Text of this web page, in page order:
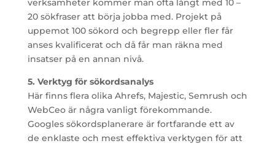
verksamheter kommer man ofta långt med 10 –
20 sökfraser att börja jobba med. Projekt på
uppemot 100 sökord och begrepp eller fler får
anses kvalificerat och då får man räkna med
insatser på en annan nivå.
5. Verktyg för sökordsanalys
Här finns flera olika Ahrefs, Majestic, Semrush och
WebCeo är några vanligt förekommande.
Googles sökordsplanerare är fortfarande ett av
de enklaste och mest effektiva verktygen för att